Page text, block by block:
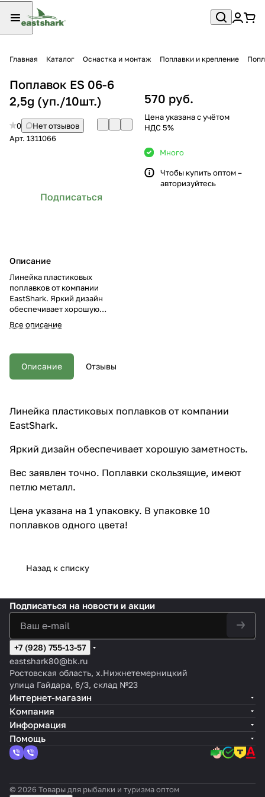
Главная Каталог Оснастка и монтаж Поплавки и крепление
Поплавок ES 06-6
2,5g (уп./10шт.)
0
Нет отзывов
Арт. 1311066
Подписаться
Описание
Линейка пластиковых
поплавков от компании
EastShark. Яркий дизайн
обеспечивает хорошую
заметность. Вес заявлен точно.
Поплавки скользящие, имеют
упаковку. В упаковке 10
поплавков одного цвета!
Все описание
570 руб.
Цена указана с учётом
НДС 5%
Много
Чтобы купить оптом –
авторизуйтесь
Описание Отзывы
Линейка пластиковых поплавков от компании
EastShark.
Яркий дизайн обеспечивает хорошую заметность.
Вес заявлен точно. Поплавки скользящие, имеют
петлю металл.
Цена указана на 1 упаковку. В упаковке 10
поплавков одного цвета!
Назад к списку
Подписаться на новости и акции
+7 (928) 755-13-57
eastshark80@bk.ru
Ростовская область, х.Нижнетемерницкий
улица Гайдара, 6/3, склад №23
Интернет-магазин
Компания
Информация
Помощь
© 2026 Товары для рыбалки и туризма оптом